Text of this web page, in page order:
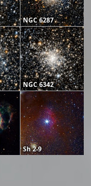
NGC 6287
NGC 6342
Sh 2-9